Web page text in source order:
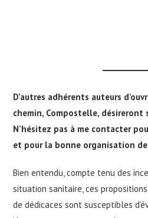
D’autres adhérents auteurs
chemin, Compostelle, désireront
N’hésitez pas à me contacter
et pour la bonne organisation
Bien entendu, compte tenu des
situation sanitaire, ces
de dédicaces sont susceptibles